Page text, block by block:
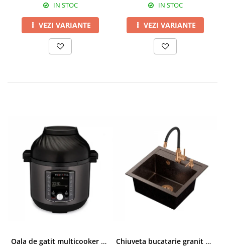
IN STOC
VEZI VARIANTE
IN STOC
VEZI VARIANTE
Oala de gatit multicooker 11 functii Instant Pot Pro Crisp 8 + Air Fryer 7.6 lt Chiuveta bucatarie granit cu finisaj negru perlat/cupru Steingran Art Copper cu dozator si baterie Quadron